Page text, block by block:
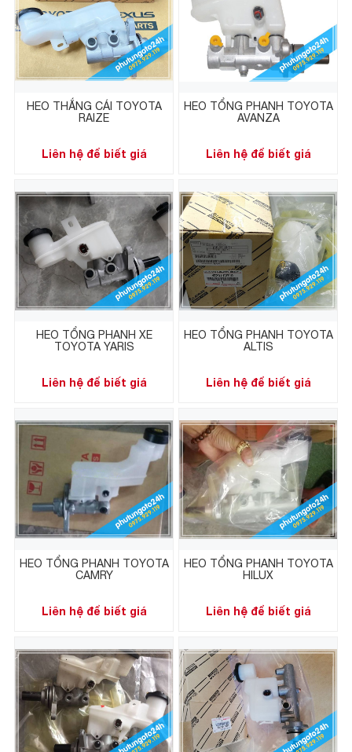
HEO THẮNG CÁI TOYOTA
RAIZE
Liên hệ để biết giá
HEO TỔNG PHANH TOYOTA
AVANZA
Liên hệ để biết giá
HEO TỔNG PHANH XE
TOYOTA YARIS
Liên hệ để biết giá
HEO TỔNG PHANH TOYOTA
ALTIS
Liên hệ để biết giá
HEO TỔNG PHANH TOYOTA
CAMRY
Liên hệ để biết giá
HEO TỔNG PHANH TOYOTA
HILUX
Liên hệ để biết giá